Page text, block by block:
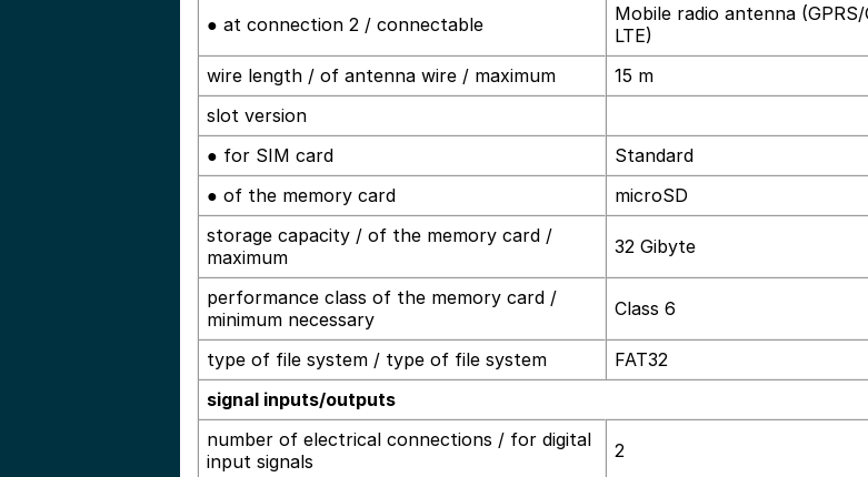
● at connection 2 / connectable
Mobile radio antenna
LTE)
wire length / of antenna wire / maximum
15 m
slot version
● for SIM card
Standard
● of the memory card
microSD
storage capacity / of the memory card /
maximum
32 Gibyte
performance class of the memory card /
minimum necessary
Class 6
type of file system / type of file system
FAT32
signal inputs/outputs
number of electrical connections / for digital
input signals
2